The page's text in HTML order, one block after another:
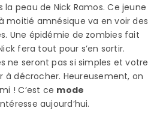
peau de Nick Ramos. Ce jeune
amnésique va en voir des
Une épidémie de zombies fait
fera tout pour s’en sortir.
ne seront pas si simples et votre
à décrocher. Heureusement, on
! C’est ce mode
aujourd’hui.